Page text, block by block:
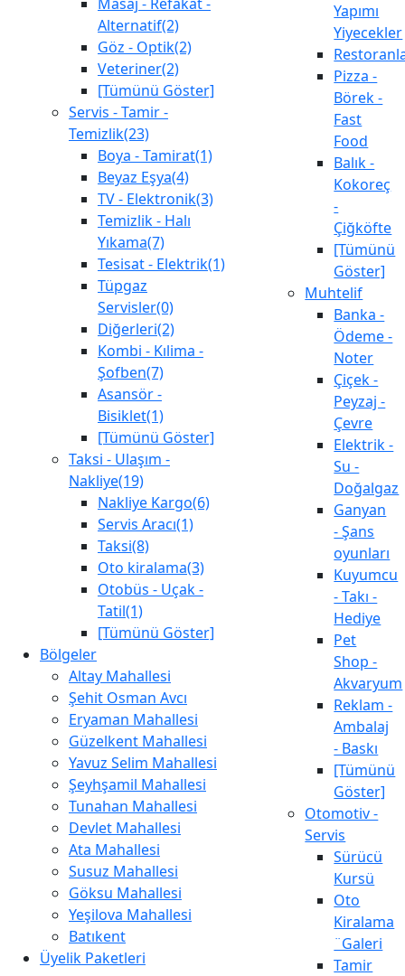
Alternatif(2)
Göz - Optik(2)
Veteriner(2)
[Tümünü Göster]
Servis - Tamir -
Temizlik(23)
Boya - Tamirat(1)
Beyaz Eşya(4)
TV - Elektronik(3)
Temizlik - Halı
Yıkama(7)
Tesisat - Elektrik(1)
Tüpgaz
Servisler(0)
Diğerleri(2)
Kombi - Kılima -
Şofben(7)
Asansör -
Bisiklet(1)
[Tümünü Göster]
Taksi - Ulaşım -
Nakliye(19)
Nakliye Kargo(6)
Servis Aracı(1)
Taksi(8)
Oto kiralama(3)
Otobüs - Uçak -
Tatil(1)
[Tümünü Göster]
Bölgeler
Altay Mahallesi
Şehit Osman Avcı
Eryaman Mahallesi
Güzelkent Mahallesi
Yavuz Selim Mahallesi
Şeyhşamil Mahallesi
Tunahan Mahallesi
Devlet Mahallesi
Ata Mahallesi
Susuz Mahallesi
Göksu Mahallesi
Yeşilova Mahallesi
Batıkent
Üyelik Paketleri
Yapımı
Yiyecekler
Pizza -
Börek -
Fast
Food
Balık -
Kokoreç
-
Çiğköfte
[Tümünü
Göster]
Muhtelif
Banka -
Ödeme -
Noter
Çiçek -
Peyzaj -
Çevre
Elektrik -
Su -
Doğalgaz
Ganyan
- Şans
oyunları
Kuyumcu
- Takı -
Hediye
Pet
Shop -
Akvaryum
Reklam -
Ambalaj
- Baskı
[Tümünü
Göster]
Otomotiv -
Servis
Sürücü
Kursü
Oto
Kiralama
¨Galeri
Tamir